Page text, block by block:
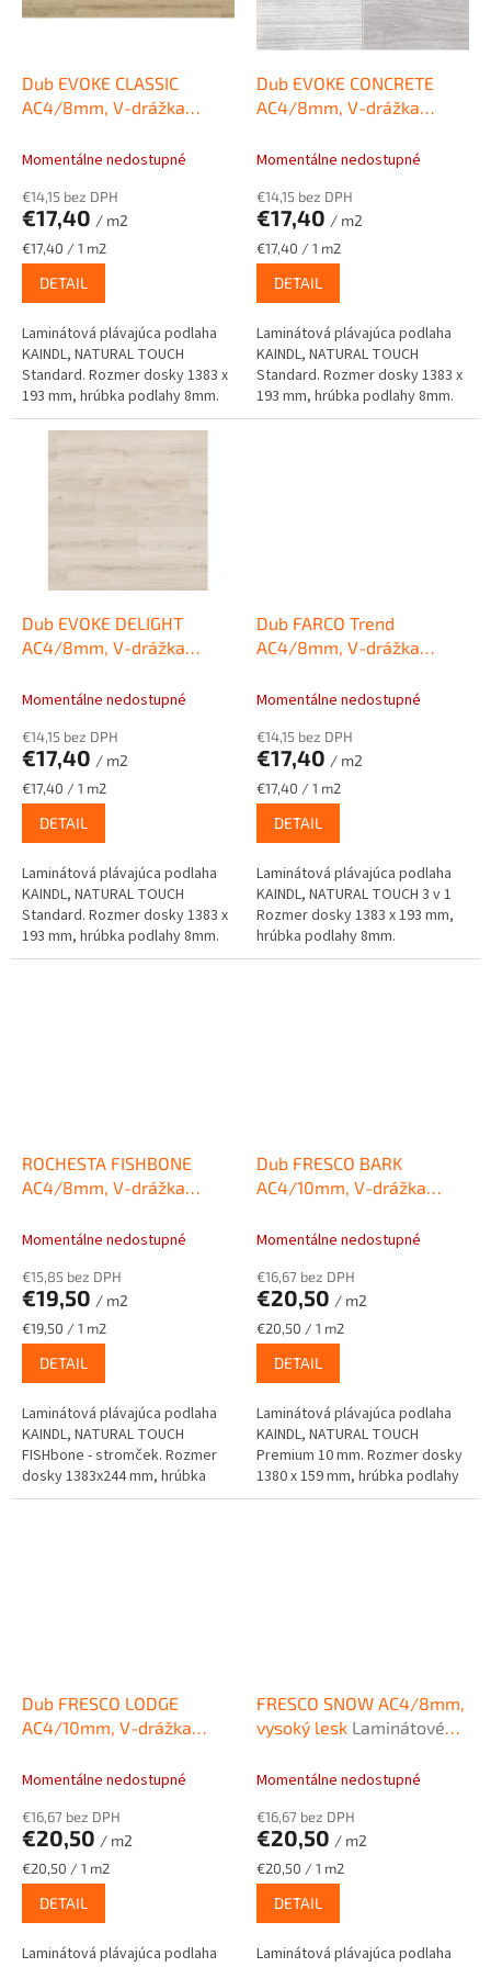
p
Dub EVOKE CLASSIC
AC4/8mm, V-drážka
KAINDL NATURAL TOUCH
Momentálne nedostupné
€14,15 bez DPH
€17,40 / m2
Jednotková
cena:
€17,40 / 1 m2
DETAIL
Laminátová plávajúca podlaha
KAINDL, NATURAL TOUCH
Standard. Rozmer dosky 1383 x
193 mm, hrúbka podlahy 8mm.
Dub EVOKE CONCRETE
AC4/8mm, V-drážka
KAINDL NATURAL TOUCH
Momentálne nedostupné
€14,15 bez DPH
€17,40 / m2
Jednotková
cena:
€17,40 / 1 m2
DETAIL
Laminátová plávajúca podlaha
KAINDL, NATURAL TOUCH
Standard. Rozmer dosky 1383 x
193 mm, hrúbka podlahy 8mm.
Dub EVOKE DELIGHT
AC4/8mm, V-drážka
KAINDL NATURAL TOUCH
Momentálne nedostupné
€14,15 bez DPH
€17,40 / m2
Jednotková
cena:
€17,40 / 1 m2
DETAIL
Laminátová plávajúca podlaha
KAINDL, NATURAL TOUCH
Standard. Rozmer dosky 1383 x
193 mm, hrúbka podlahy 8mm.
Dub FARCO Trend
AC4/8mm, V-drážka
podlaha KAINDL NATURAL
Momentálne nedostupné
€14,15 bez DPH
€17,40 / m2
Jednotková
cena:
€17,40 / 1 m2
DETAIL
Laminátová plávajúca podlaha
KAINDL, NATURAL TOUCH 3 v 1
Rozmer dosky 1383 x 193 mm,
hrúbka podlahy 8mm.
ROCHESTA FISHBONE
AC4/8mm, V-drážka
KAINDL NATURAL TOUCH
Momentálne nedostupné
€15,85 bez DPH
€19,50 / m2
Jednotková
cena:
€19,50 / 1 m2
DETAIL
Laminátová plávajúca podlaha
KAINDL, NATURAL TOUCH
FISHbone - stromček. Rozmer
dosky 1383x244 mm, hrúbka
podlahy 8mm.
Dub FRESCO BARK
AC4/10mm, V-drážka
podlahy KAINDL NATURAL
Momentálne nedostupné
€16,67 bez DPH
€20,50 / m2
Jednotková
cena:
€20,50 / 1 m2
DETAIL
Laminátová plávajúca podlaha
KAINDL, NATURAL TOUCH
Premium 10 mm. Rozmer dosky
1380 x 159 mm, hrúbka podlahy
10mm.
Dub FRESCO LODGE
AC4/10mm, V-drážka
podlahy KAINDL NATURAL
Momentálne nedostupné
€16,67 bez DPH
€20,50 / m2
Jednotková
cena:
€20,50 / 1 m2
DETAIL
Laminátová plávajúca podlaha
FRESCO SNOW AC4/8mm,
vysoký lesk Laminátové
TOUCH CREATIVE GLOSSY
Momentálne nedostupné
€16,67 bez DPH
€20,50 / m2
Jednotková
cena:
€20,50 / 1 m2
DETAIL
Laminátová plávajúca podlaha